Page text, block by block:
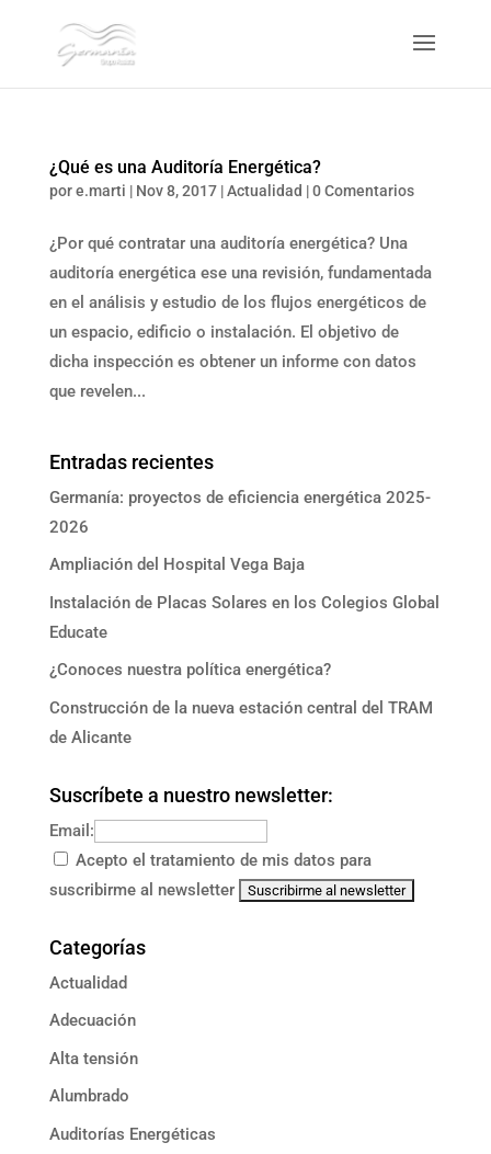
¿Qué es una Auditoría Energética?
pore.marti | Nov 8, 2017|Actualidad |0 Comentarios
¿Por qué contratar una auditoría energética? Una
auditoría energética ese una revisión, fundamentada
en el análisis y estudio de los flujos energéticos de
un espacio, edificio o instalación. El objetivo de
dicha inspección es obtener un informe con datos
que revelen...
Entradas recientes
Germanía: proyectos de eficiencia energética 2025-
2026
Ampliación del Hospital Vega Baja
Instalación de Placas Solares en los Colegios Global
Educate
¿Conoces nuestra política energética?
Construcción de la nueva estación central del TRAM
de Alicante
Suscríbete a nuestro newsletter:
Email:
Acepto el tratamiento de mis datos para
suscribirme al newsletter
Categorías
Actualidad
Adecuación
Alta tensión
Alumbrado
Auditorías Energéticas